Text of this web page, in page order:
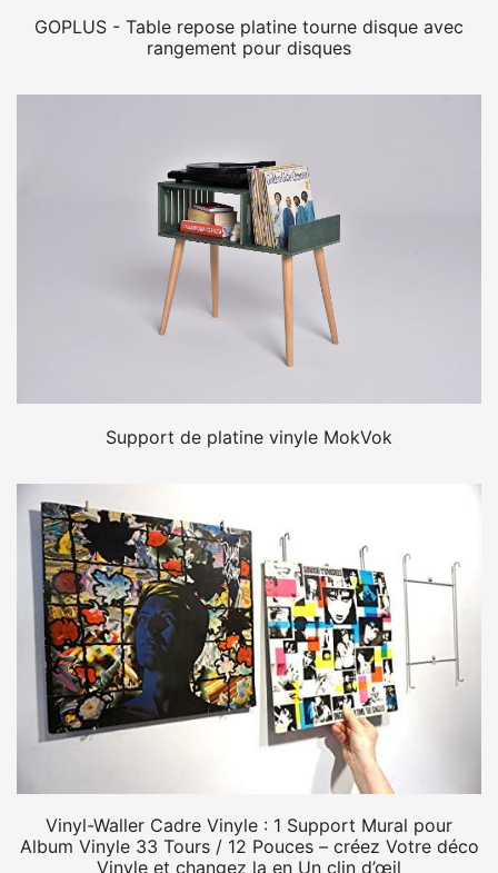
GOPLUS - Table repose platine tourne disque avec
rangement pour disques
Support de platine vinyle MokVok
Vinyl-Waller Cadre Vinyle : 1 Support Mural pour
Album Vinyle 33 Tours / 12 Pouces – créez Votre déco
Vinyle et changez la en Un clin d’œil